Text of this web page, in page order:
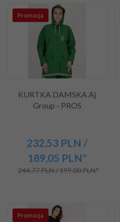
Promocja
KURTKA DAMSKA Aj
Group - PROS
232,53 PLN /
189,05 PLN*
244,77 PLN / 199,00 PLN*
Promocja